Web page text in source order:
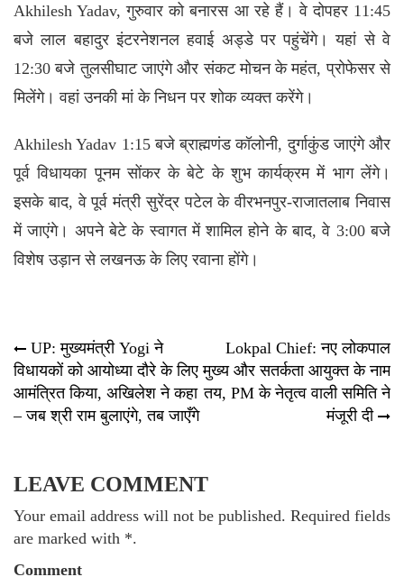
Akhilesh Yadav, गुरुवार को बनारस आ रहे हैं। वे दोपहर 11:45
बजे लाल बहादुर इंटरनेशनल हवाई अड्डे पर पहुंचेंगे। यहां से वे
12:30 बजे तुलसीघाट जाएंगे और संकट मोचन के महंत, प्रोफेसर से
मिलेंगे। वहां उनकी मां के निधन पर शोक व्यक्त करेंगे।
Akhilesh Yadav 1:15 बजे ब्राह्मणंड कॉलोनी, दुर्गाकुंड जाएंगे और
पूर्व विधायका पूनम सोंकर के बेटे के शुभ कार्यक्रम में भाग लेंगे।
इसके बाद, वे पूर्व मंत्री सुरेंद्र पटेल के वीरभनपुर-राजातलाब निवास
में जाएंगे। अपने बेटे के स्वागत में शामिल होने के बाद, वे 3:00 बजे
विशेष उड़ान सेलखनऊके लिए रवाना होंगे।
Post
navigation
UP: मुख्यमंत्री Yogi ने
विधायकों को आयोध्या दौरे के लिए
आमंत्रित किया, अखिलेश ने कहा
– जब श्री राम बुलाएंगे, तब जाएँगे
Lokpal Chief: नए लोकपाल
मुख्य और सतर्कता आयुक्त के नाम
तय, PM के नेतृत्व वाली समिति ने
मंजूरी दी
LEAVE COMMENT
Your email address will not be published. Required fields
are marked with *.
Comment